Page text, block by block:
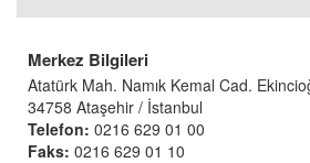
Merkez Bilgileri
Atatürk Mah. Namık Kemal Cad.
34758 Ataşehir / İstanbul
Telefon: 0216 629 01 00
Faks: 0216 629 01 10